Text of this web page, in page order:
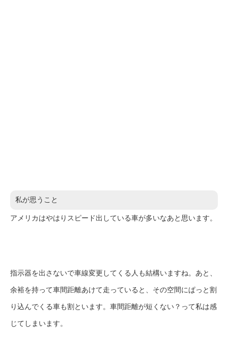
私が思うこと
アメリカはやはりスピード出している車が多いなあと思います。
指示器を出さないで車線変更してくる人も結構いますね。あと、
余裕を持って車間距離あけて走っていると、その空間にぱっと割
り込んでくる車も割といます。車間距離が短くない？って私は感
じてしまいます。